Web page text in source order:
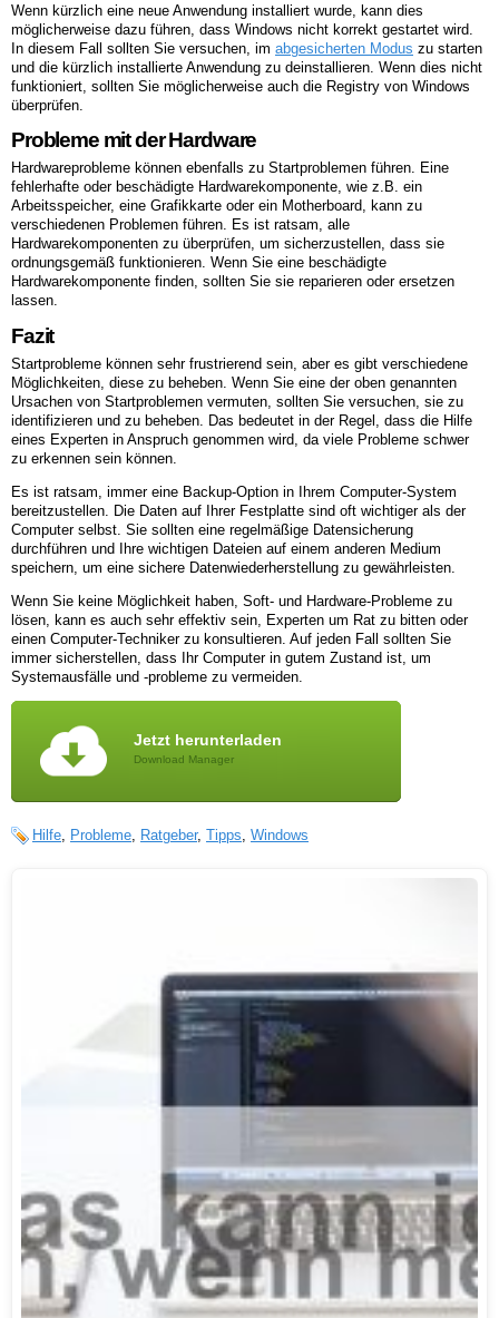
Wenn kürzlich eine neue Anwendung installiert wurde, kann dies
möglicherweise dazu führen, dass Windows nicht korrekt gestartet wird.
In diesem Fall sollten Sie versuchen, im abgesicherten Modus zu starten
und die kürzlich installierte Anwendung zu deinstallieren. Wenn dies nicht
funktioniert, sollten Sie möglicherweise auch die Registry von Windows
überprüfen.
Probleme mit der Hardware
Hardwareprobleme können ebenfalls zu Startproblemen führen. Eine
fehlerhafte oder beschädigte Hardwarekomponente, wie z.B. ein
Arbeitsspeicher, eine Grafikkarte oder ein Motherboard, kann zu
verschiedenen Problemen führen. Es ist ratsam, alle
Hardwarekomponenten zu überprüfen, um sicherzustellen, dass sie
ordnungsgemäß funktionieren. Wenn Sie eine beschädigte
Hardwarekomponente finden, sollten Sie sie reparieren oder ersetzen
lassen.
Fazit
Startprobleme können sehr frustrierend sein, aber es gibt verschiedene
Möglichkeiten, diese zu beheben. Wenn Sie eine der oben genannten
Ursachen von Startproblemen vermuten, sollten Sie versuchen, sie zu
identifizieren und zu beheben. Das bedeutet in der Regel, dass die Hilfe
eines Experten in Anspruch genommen wird, da viele Probleme schwer
zu erkennen sein können.
Es ist ratsam, immer eine Backup-Option in Ihrem Computer-System
bereitzustellen. Die Daten auf Ihrer Festplatte sind oft wichtiger als der
Computer selbst. Sie sollten eine regelmäßige Datensicherung
durchführen und Ihre wichtigen Dateien auf einem anderen Medium
speichern, um eine sichere Datenwiederherstellung zu gewährleisten.
Wenn Sie keine Möglichkeit haben, Soft- und Hardware-Probleme zu
lösen, kann es auch sehr effektiv sein, Experten um Rat zu bitten oder
einen Computer-Techniker zu konsultieren. Auf jeden Fall sollten Sie
immer sicherstellen, dass Ihr Computer in gutem Zustand ist, um
Systemausfälle und -probleme zu vermeiden.
Jetzt herunterladen
Download Manager
Hilfe Probleme Ratgeber, Tipps Windows